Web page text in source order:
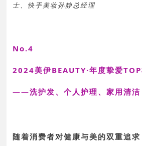
士、快手美妆孙静总经理
No.4
2024美伊BEAUTY·年度挚爱
——洗护发、个人护理、家用清洁
随着消费者对健康与美的双重追